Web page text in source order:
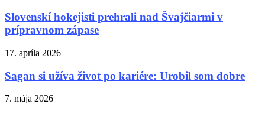
Slovenskí hokejisti prehrali nad Švajčiarmi v
prípravnom zápase
17. apríla 2026
Sagan si užíva život po kariére: Urobil som dobre
7. mája 2026